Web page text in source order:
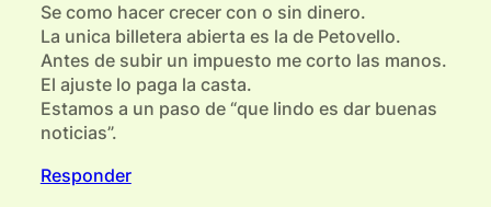
Se como hacer crecer con o sin dinero.
La unica billetera abierta es la de Petovello.
Antes de subir un impuesto me corto las manos.
El ajuste lo paga la casta.
Estamos a un paso de “que lindo es dar buenas
noticias”.
Responder